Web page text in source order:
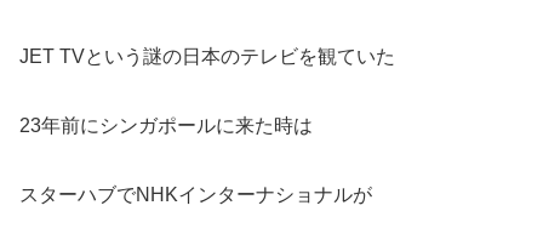
JET TVという謎の日本のテレビを観ていた
23年前にシンガポールに来た時は
スターハブでNHKインターナショナルが